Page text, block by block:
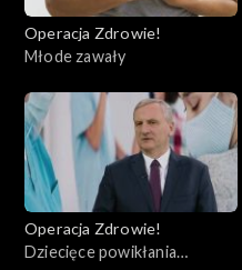
Operacja Zdrowie!
Młode zawały
Operacja Zdrowie!
Dziecięce powikłania